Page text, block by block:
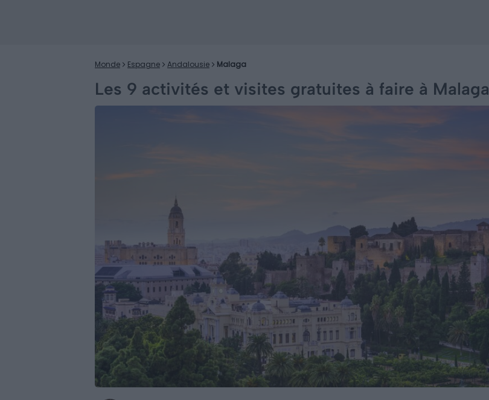
Monde Espagne Andalousie Malaga
Les 9 activités et visites gratuites à faire à Malaga